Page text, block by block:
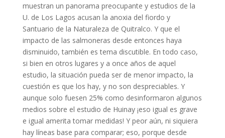
muestran un panorama preocupante y estudios de la
U. de Los Lagos acusan la anoxia del fiordo y
Santuario de la Naturaleza de Quitralco. Y que el
impacto de las salmoneras desde entonces haya
disminuido, también es tema discutible. En todo caso,
si bien en otros lugares y a once años de aquel
estudio, la situación pueda ser de menor impacto, la
cuestión es que los hay, y no son despreciables. Y
aunque solo fuesen 25% como desinformaron algunos
medios sobre el estudio de Huinay ¡eso igual es grave
e igual amerita tomar medidas! Y peor aún, ni siquiera
hay líneas base para comparar; eso, porque desde